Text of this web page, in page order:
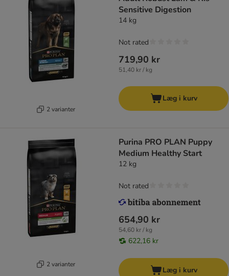
2 varianter
Sensitive Digestion
14 kg
719,90 kr
51,40 kr / kg
Not rated
Læg i kurv
2 varianter
Purina PRO PLAN Puppy
Medium Healthy Start
12 kg
654,90 kr
54,60 kr / kg
622,16 kr
Not rated
Læg i kurv